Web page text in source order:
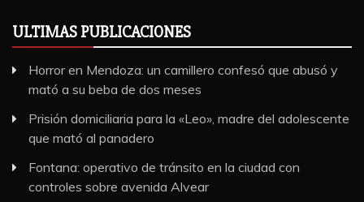
ULTIMAS PUBLICACIONES
Horror en Mendoza: un camillero confesó que abusó y
mató a su beba de dos meses
Prisión domiciliaria para la «Leo», madre del adolescente
que mató al panadero
Fontana: operativo de tránsito en la ciudad con
controles sobre avenida Alvear